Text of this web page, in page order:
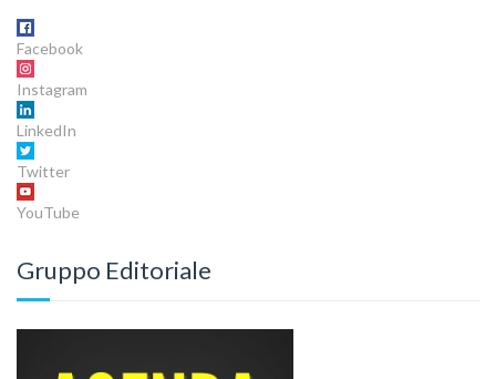
Facebook
Instagram
LinkedIn
Twitter
YouTube
Gruppo Editoriale